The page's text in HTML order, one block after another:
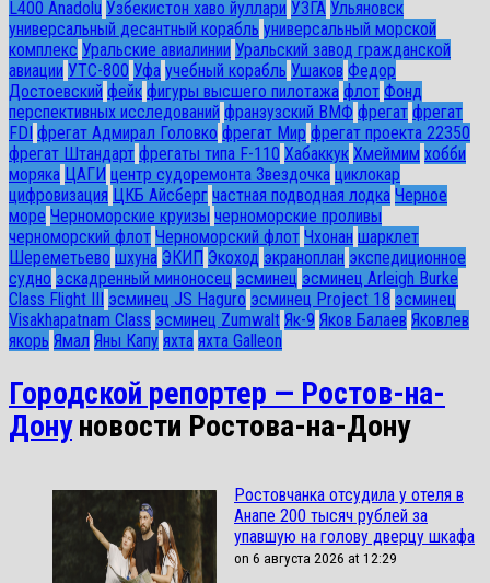
L400 Anadolu Узбекистон хаво йуллари УЗГА Ульяновск
универсальный десантный корабль универсальный морской
комплекс Уральские авиалинии Уральский завод гражданской
авиации УТС-800 Уфа учебный корабль Ушаков Федор
Достоевский фейк фигуры высшего пилотажа флот Фонд
перспективных исследований франзузский ВМФ фрегат фрегат
FDI фрегат Адмирал Головко фрегат Мир фрегат проекта 22350
фрегат Штандарт фрегаты типа F-110 Хабаккук Хмеймим хобби
моряка ЦАГИ центр судоремонта Звездочка циклокар
цифровизация ЦКБ Айсберг частная подводная лодка Черное
море Черноморские круизы черноморские проливы
черноморский флот Черноморский флот Чхонан шарклет
Шереметьево шхуна ЭКИП Экоход экраноплан экспедиционное
судно эскадренный миноносец эсминец эсминец Arleigh Burke
Class Flight III
эсминец JS Haguro эсминец Project 18 эсминец
Visakhapatnam Class эсминец Zumwalt Як-9 Яков Балаев Яковлев
якорь Ямал Яны Капу яхта яхта Galleon
Городской репортер — Ростов-на-
Дону новости Ростова-на-Дону
Ростовчанка отсудила у отеля в
Анапе 200 тысяч рублей за
упавшую на голову дверцу шкафа
on 6 августа 2026 at 12:29